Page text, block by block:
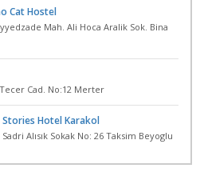
Cat Hostel
Mah. Ali Hoca Aralik Sok. Bina
Cad. No:12 Merter
Stories Hotel Karakol
Sadri Alısık Sokak No: 26 Taksim Beyoglu